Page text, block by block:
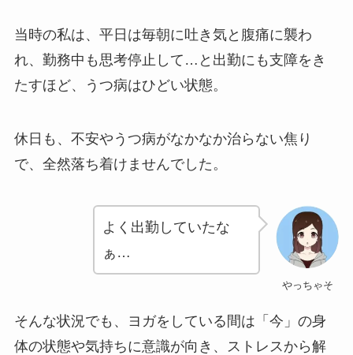
当時の私は、平日は毎朝に吐き気と腹痛に襲わ
れ、勤務中も思考停止して…と出勤にも支障をき
たすほど、うつ病はひどい状態。
休日も、不安やうつ病がなかなか治らない焦り
で、全然落ち着けませんでした。
やっちゃそ
よく出勤していたな
ぁ…
そんな状況でも、ヨガをしている間は「今」の身
体の状態や気持ちに意識が向き、ストレスから解